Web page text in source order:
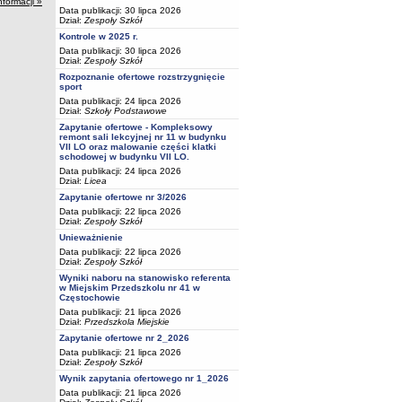
Data publikacji: 30 lipca 2026
Dział: Zespoły Szkół
Kontrole w 2025 r.
Data publikacji: 30 lipca 2026
Dział: Zespoły Szkół
Rozpoznanie ofertowe rozstrzygnięcie
sport
Data publikacji: 24 lipca 2026
Dział: Szkoły Podstawowe
Zapytanie ofertowe - Kompleksowy
remont sali lekcyjnej nr 11 w budynku
VII LO oraz malowanie części klatki
schodowej w budynku VII LO.
Data publikacji: 24 lipca 2026
Dział: Licea
Zapytanie ofertowe nr 3/2026
Data publikacji: 22 lipca 2026
Dział: Zespoły Szkół
Unieważnienie
Data publikacji: 22 lipca 2026
Dział: Zespoły Szkół
Wyniki naboru na stanowisko referenta
w Miejskim Przedszkolu nr 41 w
Częstochowie
Data publikacji: 21 lipca 2026
Dział: Przedszkola Miejskie
Zapytanie ofertowe nr 2_2026
Data publikacji: 21 lipca 2026
Dział: Zespoły Szkół
Wynik zapytania ofertowego nr 1_2026
Data publikacji: 21 lipca 2026